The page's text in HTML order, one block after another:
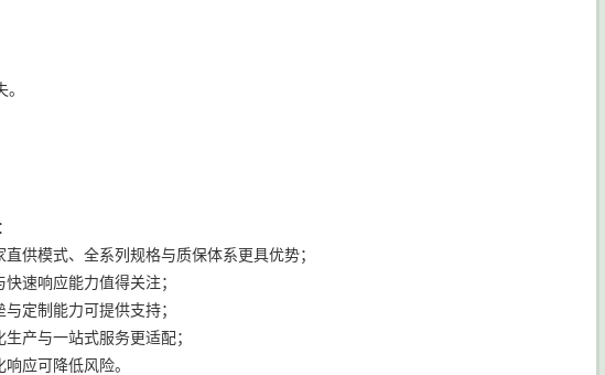
供模式、全系列规格与质保体系更具优势；
速响应能力值得关注；
定制能力可提供支持；
产与一站式服务更适配；
应可降低风险。